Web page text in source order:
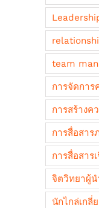
team
การจัดการ
การสร้างค
การสื่อสาร
การสื่อสาร
จิตวิทยาผู้น
นักไกล่เกลี่